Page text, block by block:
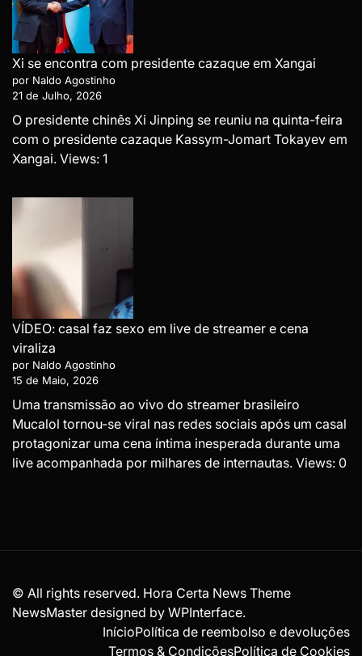
Xi se encontra com presidente cazaque em Xangai
por Naldo Agostinho
21 de Julho, 2026
O presidente chinês Xi Jinping se reuniu na quinta-feira
com o presidente cazaque Kassym-Jomart Tokayev em
Xangai. Views: 1
VÍDEO: casal faz sexo em live de streamer e cena
viraliza
por Naldo Agostinho
15 de Maio, 2026
Uma transmissão ao vivo do streamer brasileiro
Mucalol tornou-se viral nas redes sociais após um casal
protagonizar uma cena íntima inesperada durante uma
live acompanhada por milhares de internautas. Views: 0
© All rights reserved. Hora Certa News Theme
NewsMaster designed by WPInterface.
InícioPolítica de reembolso e devoluções
Termos & CondiçõesPolítica de Cookies